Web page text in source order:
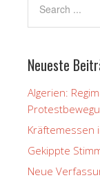
Neueste
Algerien:
Kräftemessen
Gekippte
Neue